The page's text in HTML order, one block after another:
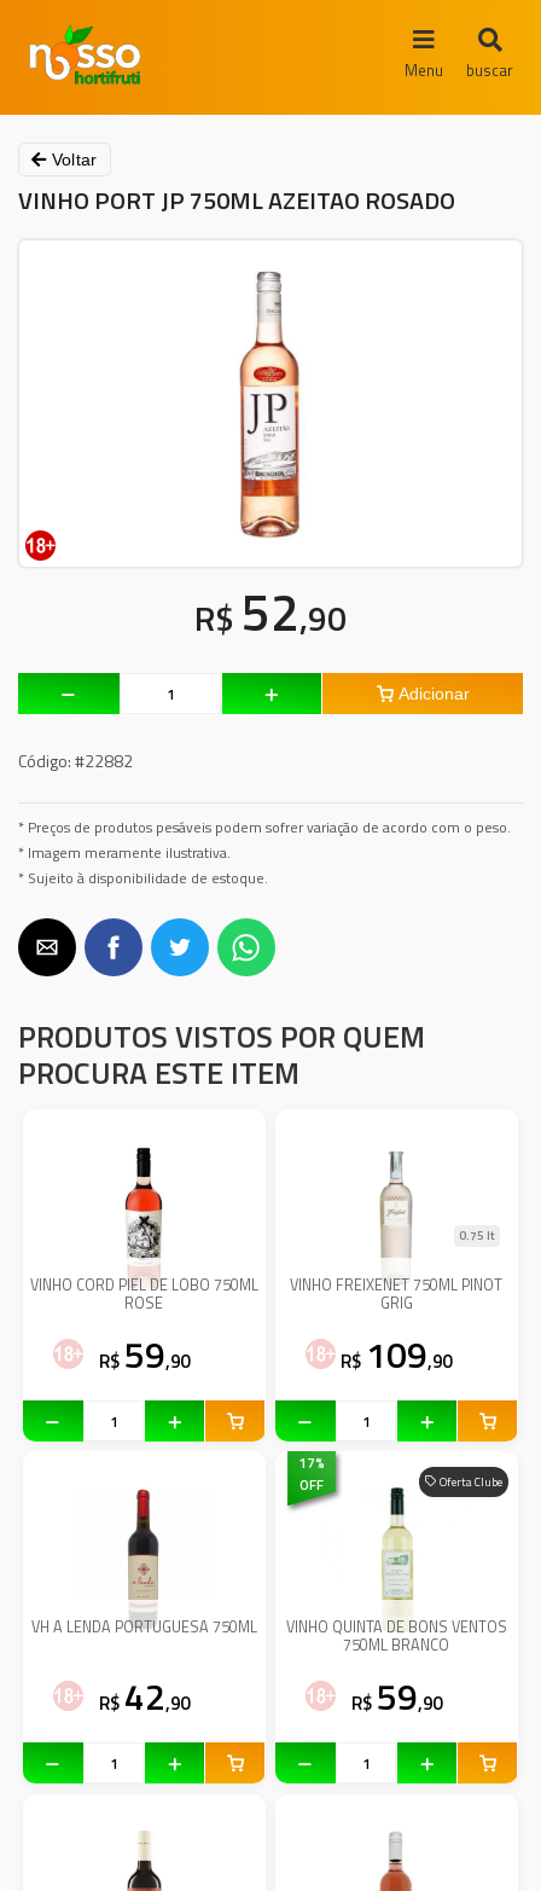
Menu buscar
Voltar
VINHO PORT JP 750ML AZEITAO ROSADO
R$ 52,90
Adicionar
Código:#22882
* Preços de produtos pesáveis podem sofrer variação de acordo com o peso.
* Imagem meramente ilustrativa.
* Sujeito à disponibilidade de estoque.
PRODUTOS VISTOS POR QUEM
PROCURA ESTE ITEM
VINHO CORD PIEL DE LOBO 750ML
ROSE
R$ 59,90
VINHO FREIXENET 750ML PINOT
GRIG
0.75 lt
R$ 109,90
VH A LENDA PORTUGUESA 750ML
R$ 42,90
Oferta Clube
17%
OFF
VINHO QUINTA DE BONS VENTOS
750ML BRANCO
R$ 59,90